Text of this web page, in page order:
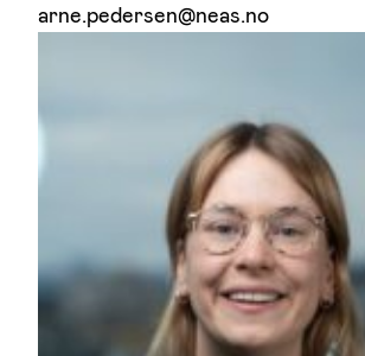
arne.pedersen@neas.no